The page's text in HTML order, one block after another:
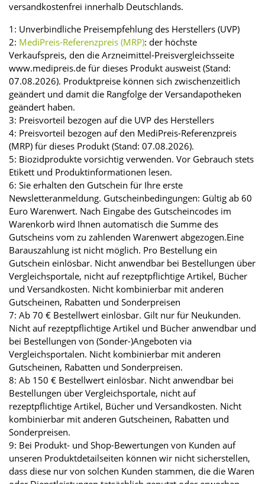
versandkostenfrei innerhalb Deutschlands.
1: Unverbindliche Preisempfehlung des Herstellers (UVP)
2: MediPreis-Referenzpreis (MRP): der höchste
Verkaufspreis, den die Arzneimittel-Preisvergleichsseite
www.medipreis.de für dieses Produkt ausweist (Stand:
07.08.2026). Produktpreise können sich zwischenzeitlich
geändert und damit die Rangfolge der Versandapotheken
geändert haben.
3: Preisvorteil bezogen auf die UVP des Herstellers
4: Preisvorteil bezogen auf den MediPreis-Referenzpreis
(MRP) für dieses Produkt (Stand: 07.08.2026).
5: Biozidprodukte vorsichtig verwenden. Vor Gebrauch stets
Etikett und Produktinformationen lesen.
6: Sie erhalten den Gutschein für Ihre erste
Newsletteranmeldung. Gutscheinbedingungen: Gültig ab 60
Euro Warenwert. Nach Eingabe des Gutscheincodes im
Warenkorb wird Ihnen automatisch die Summe des
Gutscheins vom zu zahlenden Warenwert abgezogen.Eine
Barauszahlung ist nicht möglich. Pro Bestellung ein
Gutschein einlösbar. Nicht anwendbar bei Bestellungen über
Vergleichsportale, nicht auf rezeptpflichtige Artikel, Bücher
und Versandkosten. Nicht kombinierbar mit anderen
Gutscheinen, Rabatten und Sonderpreisen
7: Ab 70 € Bestellwert einlösbar. Gilt nur für Neukunden.
Nicht auf rezeptpflichtige Artikel und Bücher anwendbar und
bei Bestellungen von (Sonder-)Angeboten via
Vergleichsportalen. Nicht kombinierbar mit anderen
Gutscheinen, Rabatten und Sonderpreisen.
8: Ab 150 € Bestellwert einlösbar. Nicht anwendbar bei
Bestellungen über Vergleichsportale, nicht auf
rezeptpflichtige Artikel, Bücher und Versandkosten. Nicht
kombinierbar mit anderen Gutscheinen, Rabatten und
Sonderpreisen.
9: Bei Produkt- und Shop-Bewertungen von Kunden auf
unseren Produktdetailseiten können wir nicht sicherstellen,
dass diese nur von solchen Kunden stammen, die die Waren